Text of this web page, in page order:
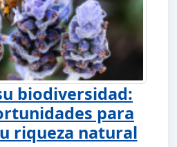
biodiversidad:
para
riqueza natural